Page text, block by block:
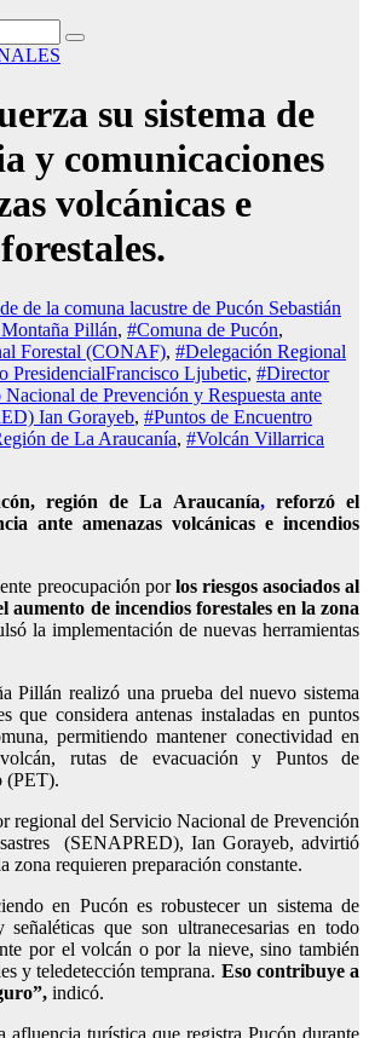
su sistema de
y comunicaciones
volcánicas e
de la comuna lacustre de Pucón Sebastián
Pillán, #Comuna de Pucón,
Forestal (CONAF), #Delegación Regional
PresidencialFrancisco Ljubetic, #Director
de Prevención y Respuesta ante
Ian Gorayeb, #Puntos de Encuentro
de La Araucanía, #Volcán Villarrica
región de La Araucanía,reforzó el
ante amenazas volcánicas e incendios
preocupación porlos riesgos asociados al
de incendios forestales en la zona
la implementación de nuevas herramientas
Pillán realizó una prueba del nuevo sistema
que considera antenas instaladas en puntos
permitiendomantener conectividad en
rutas de evacuación y Puntos de
(PET).
regional del Servicio Nacional de Prevención
(SENAPRED), Ian Gorayeb, advirtió
zona requieren preparación constante.
en Pucón es robustecer un sistema de
señaléticas que son ultranecesarias en todo
por el volcán o por la nieve, sino también
y teledetección temprana. Eso contribuye a
indicó.
afluencia turística que registra Pucón durante